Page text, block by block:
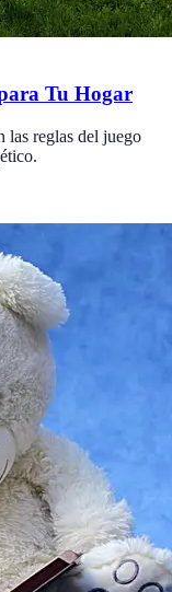
Tu Hogar
las reglas del juego